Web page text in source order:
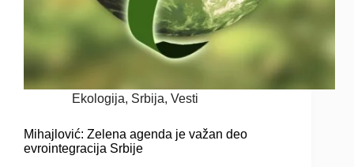
Ekologija, Srbija, Vesti
Mihajlović: Zelena agenda je važan deo
evrointegracija Srbije